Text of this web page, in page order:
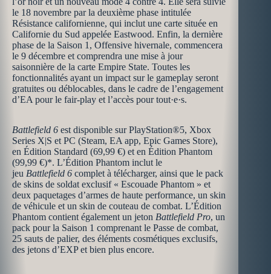
le 18 novembre par la deuxième phase intitulée
Résistance californienne, qui inclut une carte située en
Californie du Sud appelée Eastwood. Enfin, la dernière
phase de la Saison 1, Offensive hivernale, commencera
le 9 décembre et comprendra une mise à jour
saisonnière de la carte Empire State. Toutes les
fonctionnalités ayant un impact sur le gameplay seront
gratuites ou déblocables, dans le cadre de l’engagement
d’EA pour le fair-play et l’accès pour tout·e·s.
Battlefield 6 est disponible sur PlayStation®5, Xbox
Series X|S et PC (Steam, EA app, Epic Games Store),
en Édition Standard (69,99 €) et en Édition Phantom
(99,99 €)*. L’Édition Phantom inclut le
jeu Battlefield 6 complet à télécharger, ainsi que le pack
de skins de soldat exclusif « Escouade Phantom » et
deux paquetages d’armes de haute performance, un skin
de véhicule et un skin de couteau de combat. L’Édition
Phantom contient également un jeton Battlefield Pro, un
pack pour la Saison 1 comprenant le Passe de combat,
25 sauts de palier, des éléments cosmétiques exclusifs,
des jetons d’EXP et bien plus encore.